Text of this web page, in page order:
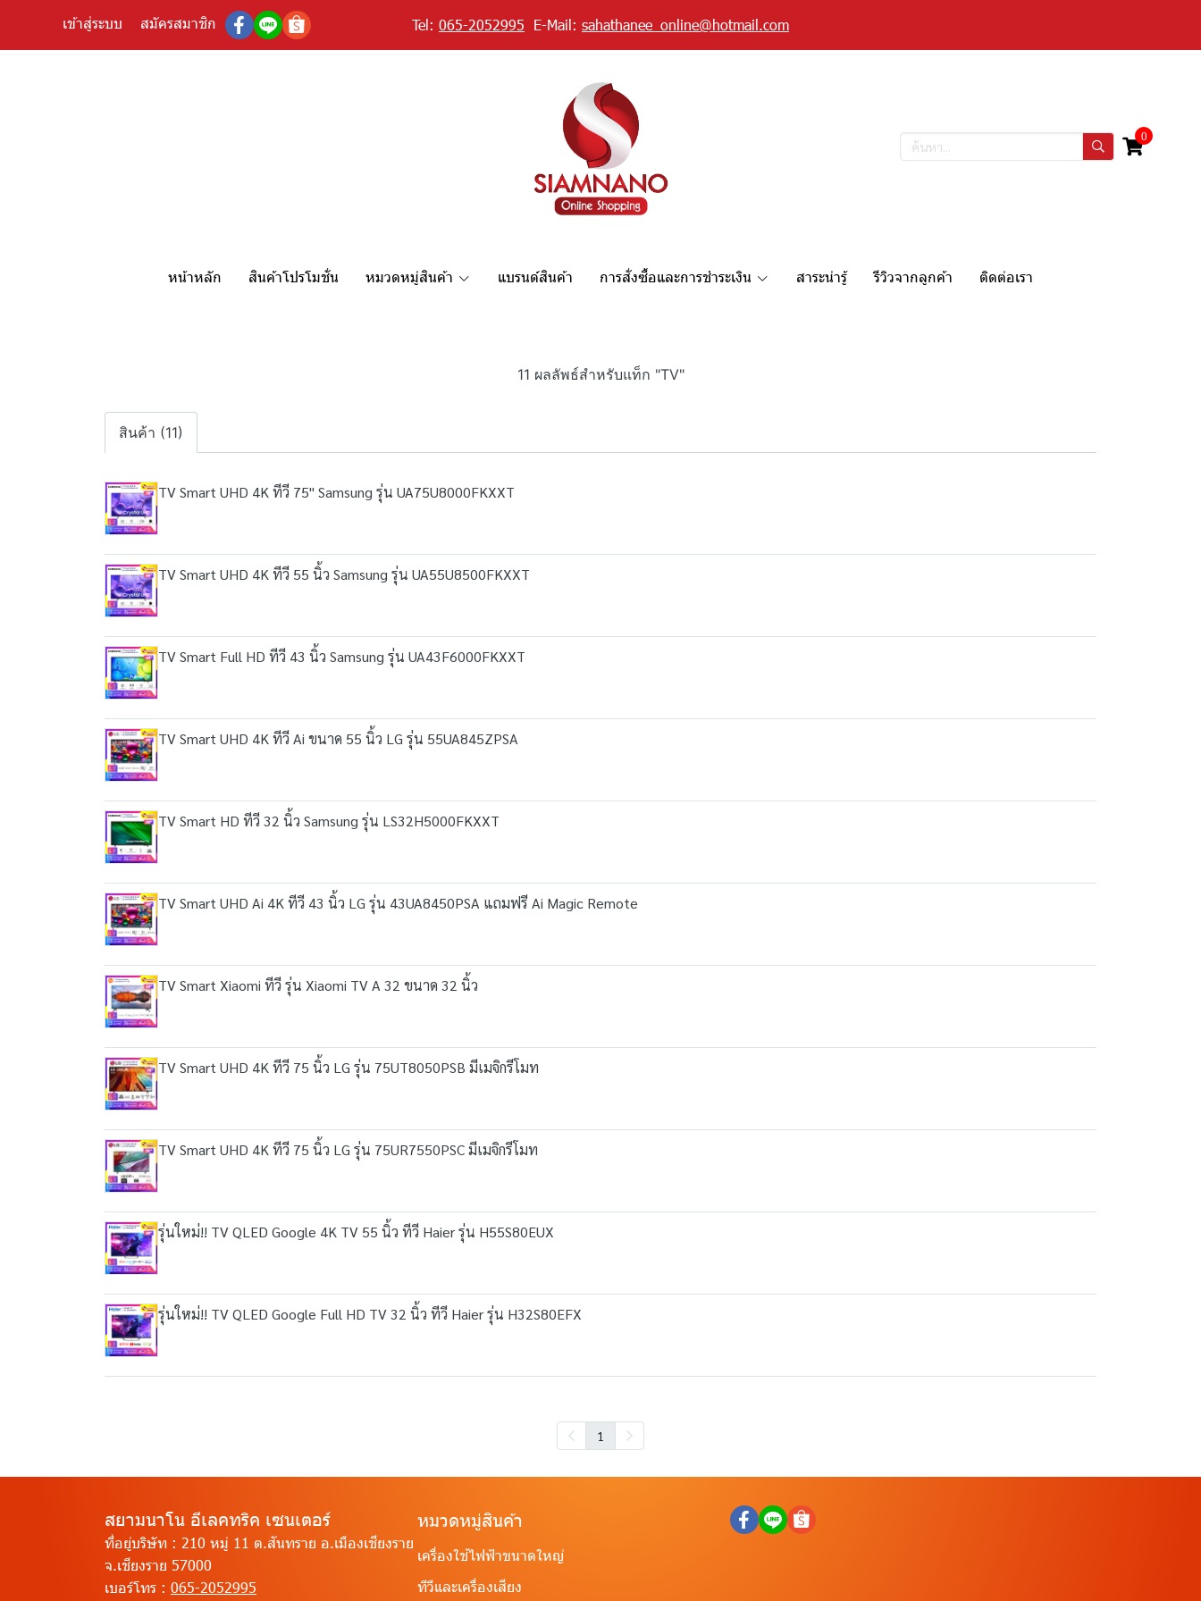
เข้าสู่ระบบ สมัครสมาชิก Tel: 065-2052995 E-Mail: sahathanee_online@hotmail.com
0
หน้าหลัก สินค้าโปรโมชั่น หมวดหมู่สินค้า แบรนด์สินค้า การสั่งซื้อและการชำระเงิน สาระน่ารู้ รีวิวจากลูกค้า ติดต่อเรา
11 ผลลัพธ์สำหรับแท็ก "TV"
สินค้า (11)
TV Smart UHD 4K ทีวี 75" Samsung รุ่น UA75U8000FKXXT
TV Smart UHD 4K ทีวี 55 นิ้ว Samsung รุ่น UA55U8500FKXXT
TV Smart Full HD ทีวี 43 นิ้ว Samsung รุ่น UA43F6000FKXXT
TV Smart UHD 4K ทีวี Ai ขนาด 55 นิ้ว LG รุ่น 55UA845ZPSA
TV Smart HD ทีวี 32 นิ้ว Samsung รุ่น LS32H5000FKXXT
TV Smart UHD Ai 4K ทีวี 43 นิ้ว LG รุ่น 43UA8450PSA แถมฟรี Ai Magic Remote
TV Smart Xiaomi ทีวี รุ่น Xiaomi TV A 32 ขนาด 32 นิ้ว
TV Smart UHD 4K ทีวี 75 นิ้ว LG รุ่น 75UT8050PSB มีเมจิกรีโมท
TV Smart UHD 4K ทีวี 75 นิ้ว LG รุ่น 75UR7550PSC มีเมจิกรีโมท
รุ่นใหม่!! TV QLED Google 4K TV 55 นิ้ว ทีวี Haier รุ่น H55S80EUX
รุ่นใหม่!! TV QLED Google Full HD TV 32 นิ้ว ทีวี Haier รุ่น H32S80EFX
1
สยามนาโน อีเลคทริค เซนเตอร์
ที่อยู่บริษัท : 210 หมู่ 11 ต.สันทราย อ.เมืองเชียงราย
จ.เชียงราย 57000
เบอร์โทร : 065-2052995
หมวดหมู่สินค้า
เครื่องใช้ไฟฟ้าขนาดใหญ่
ทีวีและเครื่องเสียง